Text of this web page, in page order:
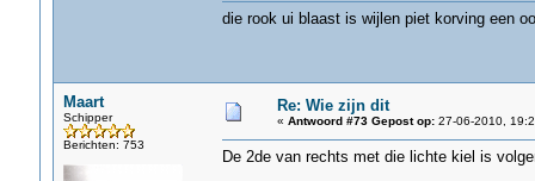
die rook ui blaast is wijlen piet korving een
Maart
Schipper
Berichten: 753
Re: Wie zijn dit
« Antwoord #73 Gepost op:27-06-2010,
De 2de van rechts met die lichte kiel is